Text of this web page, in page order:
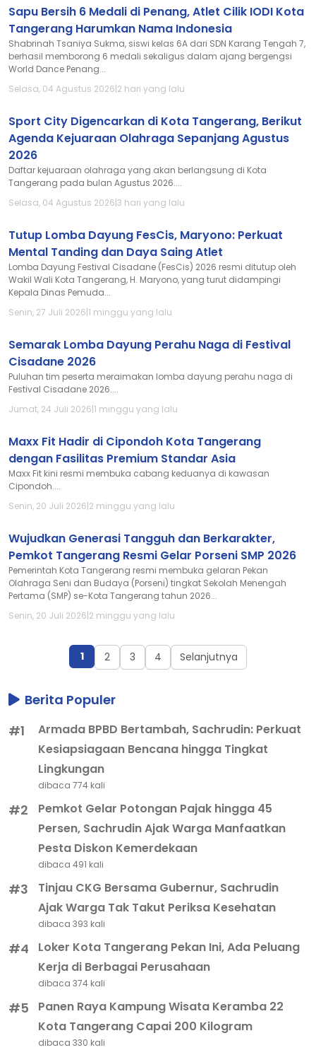
Sapu Bersih 6 Medali di Penang, Atlet Cilik IODI Kota
Tangerang Harumkan Nama Indonesia
Shabrinah Tsaniya Sukma, siswi kelas 6A dari SDN Karang Tengah 7,
berhasil memborong 6 medali sekaligus dalam ajang bergengsi
World Dance Penang...
Selasa, 04 Agustus 2026|2 hari yang lalu
Sport City Digencarkan di Kota Tangerang, Berikut
Agenda Kejuaraan Olahraga Sepanjang Agustus
2026
Daftar kejuaraan olahraga yang akan berlangsung di Kota
Tangerang pada bulan Agustus 2026....
Selasa, 04 Agustus 2026|3 hari yang lalu
Tutup Lomba Dayung FesCis, Maryono: Perkuat
Mental Tanding dan Daya Saing Atlet
Lomba Dayung Festival Cisadane (FesCis) 2026 resmi ditutup oleh
Wakil Wali Kota Tangerang, H. Maryono, yang turut didampingi
Kepala Dinas Pemuda...
Senin, 27 Juli 2026|1 minggu yang lalu
Semarak Lomba Dayung Perahu Naga di Festival
Cisadane 2026
Puluhan tim peserta meraimakan lomba dayung perahu naga di
Festival Cisadane 2026....
Jumat, 24 Juli 2026|1 minggu yang lalu
Maxx Fit Hadir di Cipondoh Kota Tangerang
dengan Fasilitas Premium Standar Asia
Maxx Fit kini resmi membuka cabang keduanya di kawasan
Cipondoh....
Senin, 20 Juli 2026|2 minggu yang lalu
Wujudkan Generasi Tangguh dan Berkarakter,
Pemkot Tangerang Resmi Gelar Porseni SMP 2026
Pemerintah Kota Tangerang resmi membuka gelaran Pekan
Olahraga Seni dan Budaya (Porseni) tingkat Sekolah Menengah
Pertama (SMP) se-Kota Tangerang tahun 2026...
Senin, 20 Juli 2026|2 minggu yang lalu
1 2 3 4 Selanjutnya
Berita Populer
#1
Armada BPBD Bertambah, Sachrudin: Perkuat
Kesiapsiagaan Bencana hingga Tingkat
Lingkungan
dibaca 774 kali
#2
Pemkot Gelar Potongan Pajak hingga 45
Persen, Sachrudin Ajak Warga Manfaatkan
Pesta Diskon Kemerdekaan
dibaca 491 kali
#3
Tinjau CKG Bersama Gubernur, Sachrudin
Ajak Warga Tak Takut Periksa Kesehatan
dibaca 393 kali
#4
Loker Kota Tangerang Pekan Ini, Ada Peluang
Kerja di Berbagai Perusahaan
dibaca 374 kali
#5
Panen Raya Kampung Wisata Keramba 22
Kota Tangerang Capai 200 Kilogram
dibaca 330 kali